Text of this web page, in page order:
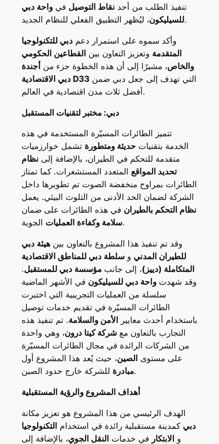
تنفيذ الطلب من أحد نقاط التوصيل فيواحة دبي
للسيليكون، ليُظهر التطبيق الفعلي للنظام الجديد.
وأكد سموه على استمرار دعمدبي للتكنولوجيا
المتقدمة وتعزيز التعاون بين القطاعين الحكومي
والخاص، مشيرًا إلى أن هذه الخطوة جزء منأجندة
دبي الاقتصادية D33التي تهدف إلى جعل دبي ضمن
أفضل ثلاث مدن اقتصادية في العالم.
دبي: مختبر لتقنيات المستقبل
تتميز الطائرات المسيّرة المستخدمة في هذه
الخدمة بتقنيات حديثة ومتطورة تشمل خوارزميات
متقدمة للتحكم في الطيران، بالإضافة إلى نظام
تحديد المواقع المتعدد المستشعرات. كما تمتاز
الطائرات بمراوح منخفضة الصوت تم تطويرها داخل
الشركة لضمان الحد الأدنى من التلوث البيئي. يعمل
نظام التحكم بالطيران في هذه الطائرات على ضمان
سلامة وكفاءة العملياتالجوية.
وقد تم تنفيذ هذا المشروع بالتعاون بينهيئة دبي
للطيران المدني وسلطة دبي للمناطق الاقتصادية
المتكاملة (دييز)، إلى جانبمؤسسة دبي للمستقبل.
وقد شهدتواحة دبي للسيليكون في الأشهر الماضية
سلسلة من العمليات التجريبية التي اختبرت
الطائرات المسيّرة في تقديم خدمات توصيل
باستخدام أحدث معايير
الأمن والسلامة. تم تنفيذ هذه
التجارب بالتعاون معشركة كيتا درون، وهي واحدة
من الشركات الرائدة في مجال الطائرات المسيّرة
على مستوى الصين، حيث يُعد هذا المشروع أول
مبادرةللشركة خارج حدود الصين.
أهداف المشروع والرؤية المستقبلية
الهدف الرئيسي من هذا المشروع هو تعزيز مكانة
دبي كمدينة مستقبلية رائدة في استخدام التكنولوجيا
و الابتكار في خدمات النقل الجوي، بالإضافة إلى